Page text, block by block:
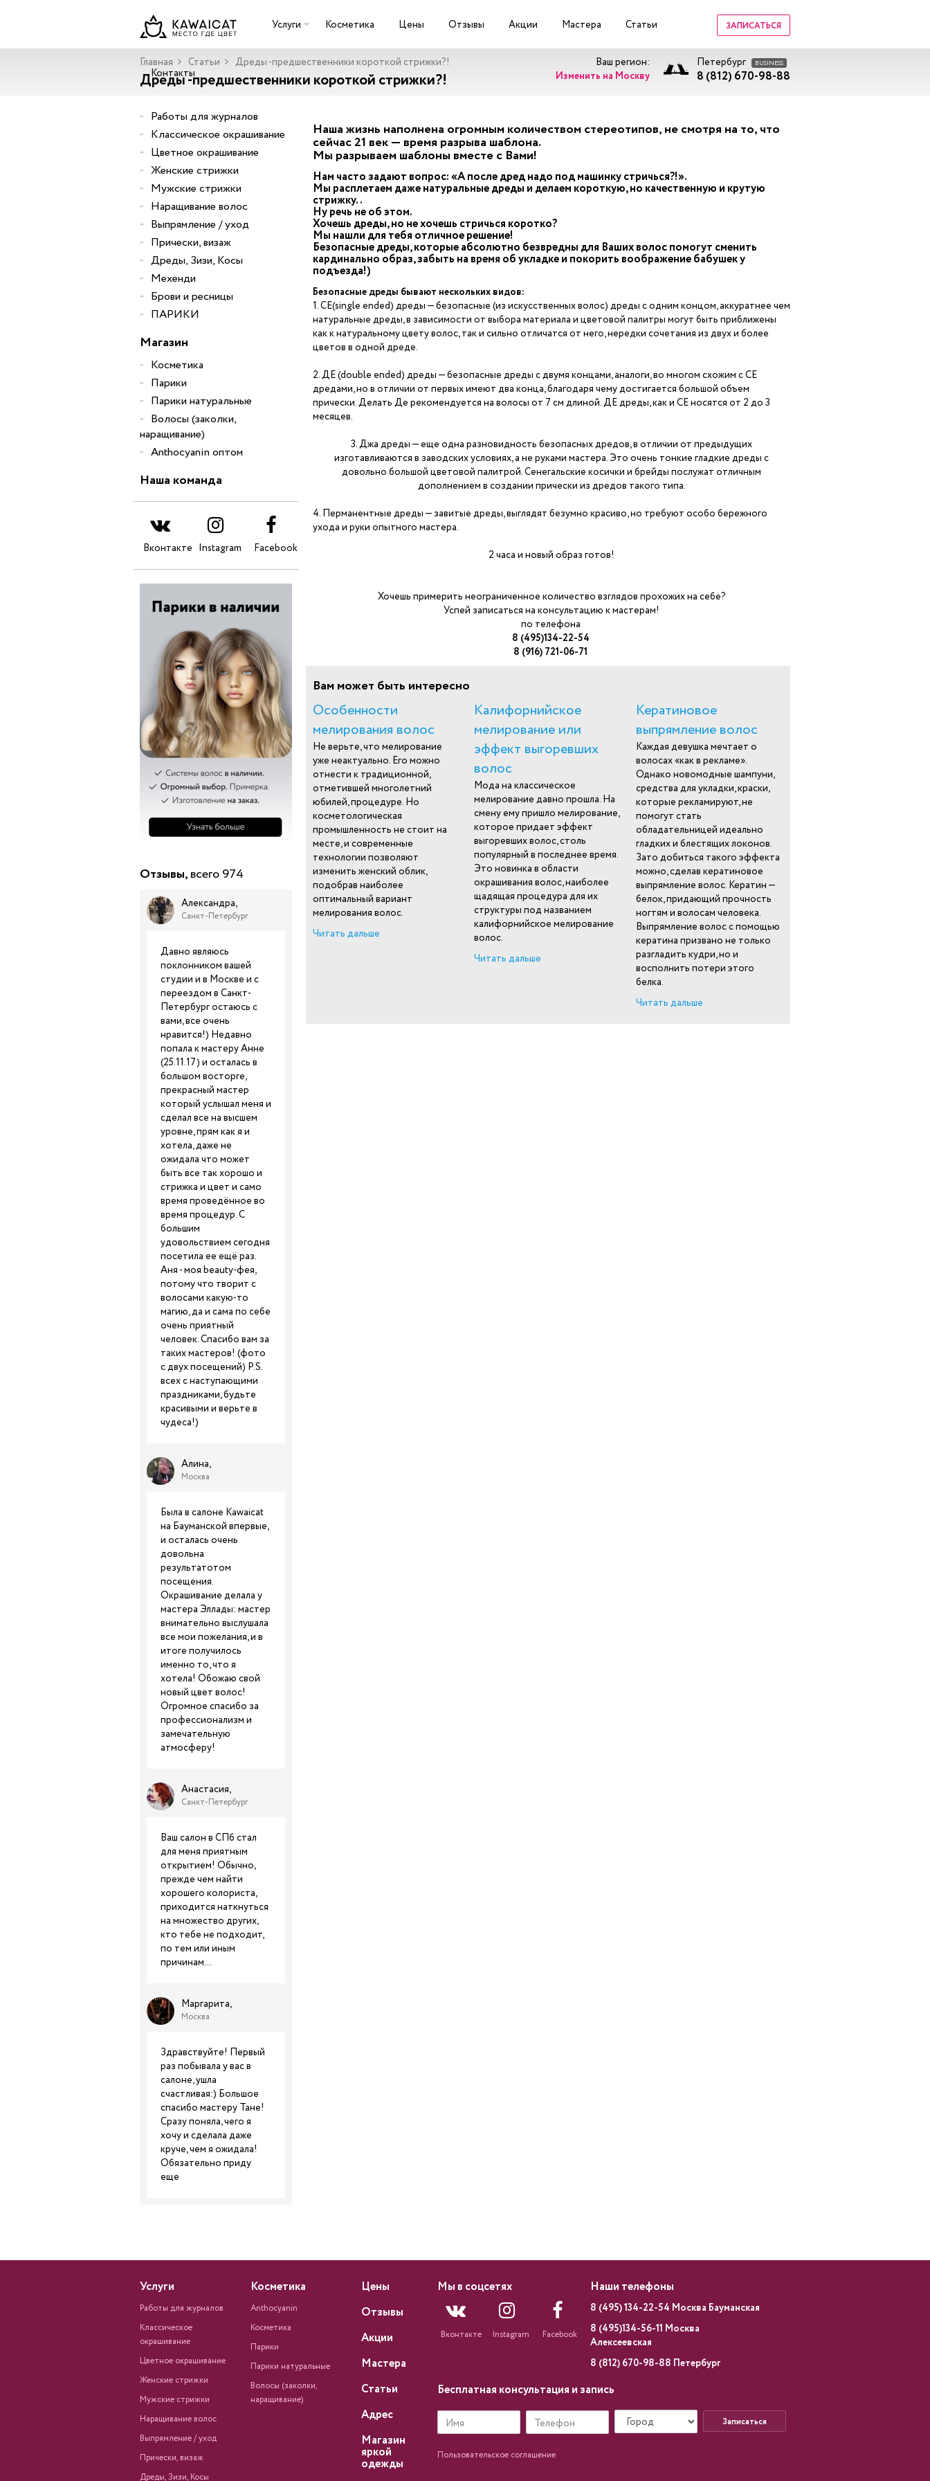
ЗАПИСАТЬСЯ
Услуги Косметика Цены Отзывы Акции Мастера Статьи
Контакты
Ваш регион:
Изменить на Москву
Петербург BUSINESS
8 (812) 670-98-88
Главная Статьи Дреды -предшественники короткой стрижки?!
Дреды -предшественники короткой стрижки?!
Работы для журналов
Классическое окрашивание
Цветное окрашивание
Женские стрижки
Мужские стрижки
Наращивание волос
Выпрямление / уход
Прически, визаж
Дреды, Зизи, Косы
Мехенди
Брови и ресницы
ПАРИКИ
Магазин
Косметика
Парики
Парики натуральные
Волосы (заколки,
наращивание)
Anthocyanin оптом
Наша команда
Вконтакте Instagram Facebook
Отзывы,всего 974
Александра,
Санкт-Петербург
Давно являюсь
поклонником вашей
студии и в Москве и с
переездом в Санкт-
Петербург остаюсь с
вами, все очень
нравится!) Недавно
попала к мастеру Анне
(25.11.17) и осталась в
большом восторге,
прекрасный мастер
который услышал меня и
сделал все на высшем
уровне, прям как я и
хотела, даже не
ожидала что может
быть все так хорошо и
стрижка и цвет и само
время проведённое во
время процедур. С
большим
удовольствием сегодня
посетила ее ещё раз.
Аня - моя beauty-фея,
потому что творит с
волосами какую-то
магию, да и сама по себе
очень приятный
человек. Спасибо вам за
таких мастеров! (фото
с двух посещений) P.S.
всех с наступающими
праздниками, будьте
красивыми и верьте в
чудеса!)
Алина,
Москва
Была в салоне Kawaicat
на Бауманской впервые,
и осталась очень
довольна
результатотом
посещения.
Окрашивание делала у
мастера Эллады: мастер
внимательно выслушала
все мои пожелания, и в
итоге получилось
именно то, что я
хотела! Обожаю свой
новый цвет волос!
Огромное спасибо за
профессионализм и
замечательную
атмосферу!
Анастасия,
Санкт-Петербург
Ваш салон в СПб стал
для меня приятным
открытием! Обычно,
прежде чем найти
хорошего колориста,
приходится наткнуться
на множество других,
кто тебе не подходит,
по тем или иным
причинам...
Маргарита,
Москва
Здравствуйте! Первый
раз побывала у вас в
салоне, ушла
счастливая:) Большое
спасибо мастеру Тане!
Сразу поняла, чего я
хочу и сделала даже
круче, чем я ожидала!
Обязательно приду
еще
Наша жизнь наполнена огромным количеством стереотипов, не смотря на то, что
сейчас 21 век — время разрыва шаблона.
Мы разрываем шаблоны вместе с Вами!
Нам часто задают вопрос: «А после дред надо под машинку стричься?!».
Мы расплетаем даже натуральные дреды и делаем короткую, но качественную и крутую
стрижку..
Ну речь не об этом.
Хочешь дреды, но не хочешь стричься коротко?
Мы нашли для тебя отличное решение!
Безопасные дреды, которые абсолютно безвредны для Ваших волос помогут сменить
кардинально образ, забыть на время об укладке и покорить воображение бабушек у
подъезда!)
Безопасные дреды бывают нескольких видов:
1. СЕ(single ended) дреды — безопасные (из искусственных волос) дреды с одним концом, аккуратнее чем
натуральные дреды, в зависимости от выбора материала и цветовой палитры могут быть приближены
как к натуральному цвету волос, так и сильно отличатся от него, нередки сочетания из двух и более
цветов в одной дреде.
2. ДЕ (double ended) дреды — безопасные дреды с двумя концами, аналоги, во многом схожим с СЕ
дредами, но в отличии от первых имеют два конца, благодаря чему достигается большой объем
прически. Делать Де рекомендуется на волосы от 7 см длиной. ДЕ дреды, как и СЕ носятся от 2 до 3
месяцев.
3. Джа дреды — еще одна разновидность безопасных дредов, в отличии от предыдущих
изготавливаются в заводских условиях, а не руками мастера. Это очень тонкие гладкие дреды с
довольно большой цветовой палитрой. Сенегальские косички и брейды послужат отличным
дополнением в создании прически из дредов такого типа.
4. Перманентные дреды — завитые дреды, выглядят безумно красиво, но требуют особо бережного
ухода и руки опытного мастера.
2 часа и новый образ готов!
Хочешь примерить неограниченное количество взглядов прохожих на себе?
Успей записаться на консультацию к мастерам!
по телефона
8 (495)134-22-54
8 (916) 721-06-71
Вам может быть интересно
Особенности
мелирования волос
Не верьте, что мелирование
уже неактуально. Его можно
отнести к традиционной,
отметившей многолетний
юбилей, процедуре. Но
косметологическая
промышленность не стоит на
месте, и современные
технологии позволяют
изменить женский облик,
подобрав наиболее
оптимальный вариант
мелирования волос.
Читать дальше
Калифорнийское
мелирование или
эффект выгоревших
волос
Мода на классическое
мелирование давно прошла. На
смену ему пришло мелирование,
которое придает эффект
выгоревших волос, столь
популярный в последнее время.
Это новинка в области
окрашивания волос, наиболее
щадящая процедура для их
структуры под названием
калифорнийское мелирование
волос.
Читать дальше
Кератиновое
выпрямление волос
Каждая девушка мечтает о
волосах «как в рекламе».
Однако новомодные шампуни,
средства для укладки, краски,
которые рекламируют, не
помогут стать
обладательницей идеально
гладких и блестящих локонов.
Зато добиться такого эффекта
можно, сделав кератиновое
выпрямление волос. Кератин —
белок, придающий прочность
ногтям и волосам человека.
Выпрямление волос с помощью
кератина призвано не только
разгладить кудри, но и
восполнить потери этого
белка.
Читать дальше
Услуги
Работы для журналов
Классическое
окрашивание
Цветное окрашивание
Женские стрижки
Мужские стрижки
Наращивание волос
Выпрямление / уход
Прически, визаж
Дреды, Зизи, Косы
Косметика
Anthocyanin
Косметика
Парики
Парики натуральные
Волосы (заколки,
наращивание)
Цены
Отзывы
Акции
Мастера
Статьи
Адрес
Магазин
яркой
одежды
Мы в соцсетях
Вконтакте Instagram Facebook
Наши телефоны
8 (495) 134-22-54 Москва Бауманская
8 (495)134-56-11 Москва
Алексеевская
8 (812) 670-98-88 Петербург
Бесплатная консультация и запись
Имя Телефон Записаться
Пользовательское соглашение